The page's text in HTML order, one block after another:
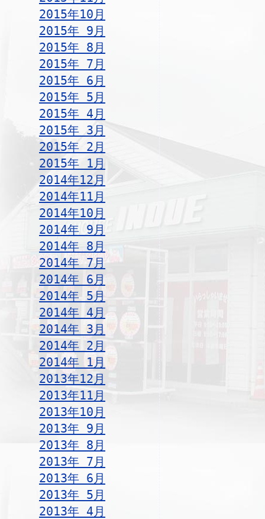
2015年10月
2015年 9月
2015年 8月
2015年 7月
2015年 6月
2015年 5月
2015年 4月
2015年 3月
2015年 2月
2015年 1月
2014年12月
2014年11月
2014年10月
2014年 9月
2014年 8月
2014年 7月
2014年 6月
2014年 5月
2014年 4月
2014年 3月
2014年 2月
2014年 1月
2013年12月
2013年11月
2013年10月
2013年 9月
2013年 8月
2013年 7月
2013年 6月
2013年 5月
2013年 4月